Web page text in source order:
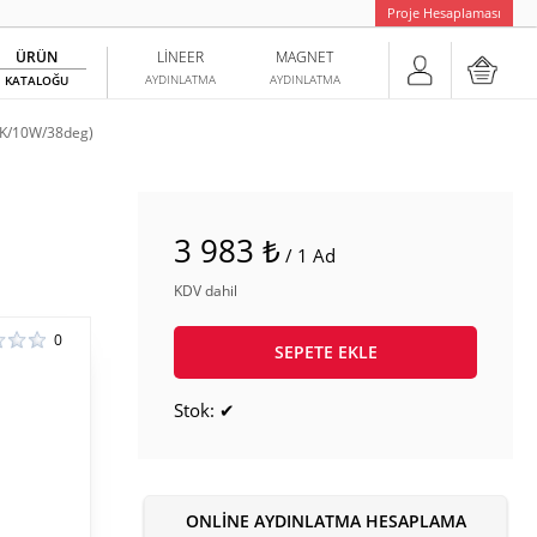
Proje Hesaplaması
MAGNET
AYDINLATMA
LINEER
AYDINLATMA
ÜRÜN
KATALOĞU
10W/38deg)
0
3 983 ₺ / 1 Ad
KDV dahil
SEPETE EKLE
Stok: ✔
ONLINE AYDINLATMA HESAPLAMA